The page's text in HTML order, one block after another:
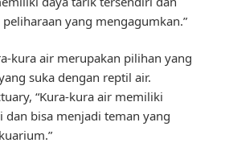
yang mengagumkan.”
kura air merupakan pilihan yang
suka dengan reptil air.
“Kura-kura air memiliki
dan bisa menjadi teman yang